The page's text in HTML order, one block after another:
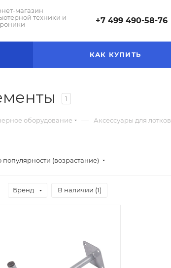
магазин
техники и
+7 499 490-58-76
КАК КУПИТЬ
1
оборудование — Аксессуары для лотков
популярности (возрастание)
Бренд В наличии (1)